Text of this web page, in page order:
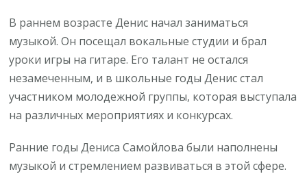
В раннем возрасте Денис начал заниматься
музыкой. Он посещал вокальные студии и брал
уроки игры на гитаре. Его талант не остался
незамеченным, и в школьные годы Денис стал
участником молодежной группы, которая выступала
на различных мероприятиях и конкурсах.
Ранние годы Дениса Самойлова были наполнены
музыкой и стремлением развиваться в этой сфере.